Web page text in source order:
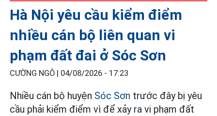
Hà Nội yêu cầu kiểm điểm
nhiều cán bộ liên quan vi
phạm đất đai ở Sóc Sơn
CƯỜNG NGÔ | 04/08/2026 - 17:23
Nhiều cán bộ huyện Sóc Sơn trước đây bị yêu
cầu phải kiểm điểm vì để xảy ra vi phạm đất